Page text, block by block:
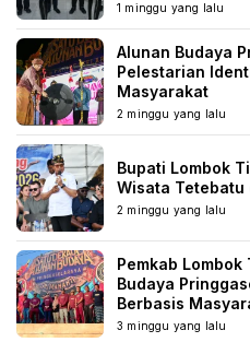
1 minggu yang lalu
Alunan Budaya
Pelestarian
Masyarakat
2 minggu yang lalu
Bupati Lombok
Wisata Tetebatu
2 minggu yang lalu
Pemkab Lombok
Budaya
Berbasis
3 minggu yang lalu